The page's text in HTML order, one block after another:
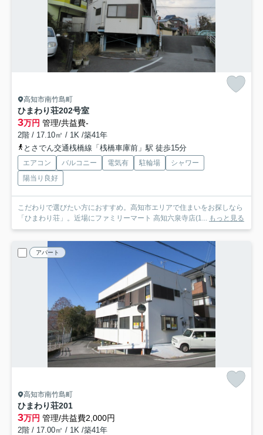
高知市南竹島町
ひまわり荘202号室
3万円 管理/共益費-
2階 / 17.10㎡ / 1K /築41年
とさでん交通桟橋線「桟橋車庫前」駅 徒歩15分
エアコン バルコニー 電気有 駐輪場
シャワー
陽当り良好
こだわりで選びたい方におすすめ。高知市エリアで住まいをお探しなら
「ひまわり荘」。近場にファミリーマート 高知六泉寺店(1...
もっと見る
アパート
高知市南竹島町
ひまわり荘201
3万円 管理/共益費2,000円
2階 / 17.00㎡ / 1K /築41年